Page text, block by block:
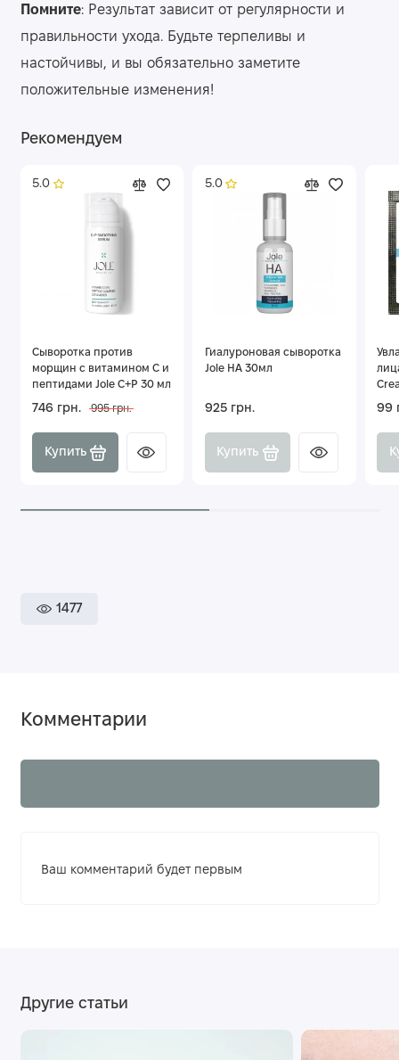
Помните: Результат зависит от регулярности и
правильности ухода. Будьте терпеливы и
настойчивы, и вы обязательно заметите
положительные изменения!
Рекомендуем
5.0
Сыворотка против
морщин с витамином C и
пептидами Jole C+P 30 мл
746 грн. 995 грн.
Купить
5.0
Гиалуроновая сыворотка
Jole HA 30мл
925 грн.
Купить
99
1477
Комментарии
Ваш комментарий будет первым
Другие статьи